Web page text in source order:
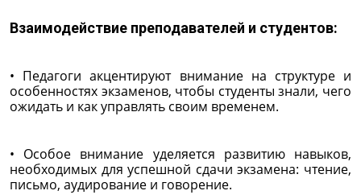
Взаимодействие преподавателей и студентов:
• Педагоги акцентируют внимание на структуре и
особенностях экзаменов, чтобы студенты знали, чего
ожидать и как управлять своим временем.
• Особое внимание уделяется развитию навыков,
необходимых для успешной сдачи экзамена: чтение,
письмо, аудирование и говорение.